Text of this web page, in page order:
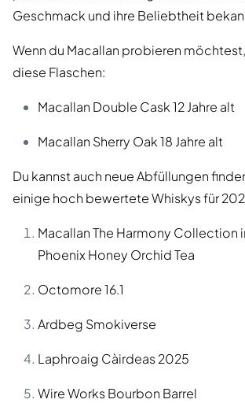
Geschmack und ihre Beliebtheit
Wenn du Macallan probieren
diese Flaschen:
Macallan Double Cask 12 Jahre alt
Macallan Sherry Oak 18 Jahre alt
Du kannst auch neue Abfüllungen
einige hoch bewertete Whiskys für
Macallan The Harmony Collection
Phoenix Honey Orchid Tea
Octomore 16.1
Ardbeg Smokiverse
Laphroaig Càirdeas 2025
Wire Works Bourbon Barrel